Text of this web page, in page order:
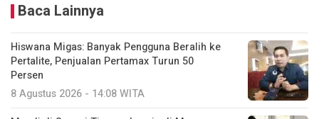
Baca Lainnya
Hiswana Migas: Banyak Pengguna Beralih ke
Pertalite, Penjualan Pertamax Turun 50
Persen
8 Agustus 2026 - 14:08 WITA